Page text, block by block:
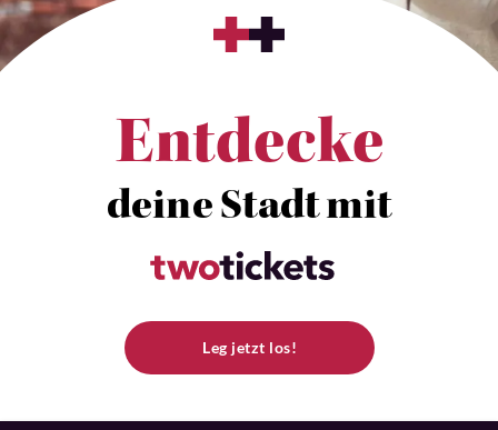
Entdecke
deine Stadt mit
Leg jetzt los!